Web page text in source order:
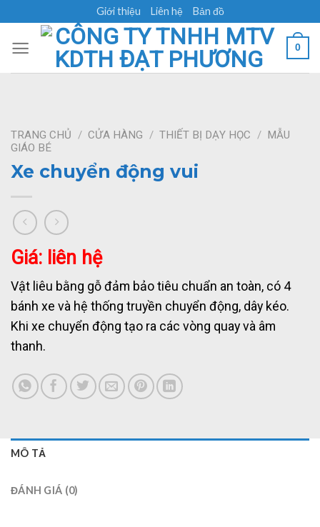
content
Giới thiệu Liên hệ Bản đồ
0
TRANG CHỦ / CỬA HÀNG / THIẾT BỊ DẠY HỌC / MẪU
GIÁO BÉ
Xe chuyển động vui
Giá: liên hệ
Vật liêu bằng gỗ đảm bảo tiêu chuẩn an toàn, có 4
bánh xe và hệ thống truyền chuyển động, dây kéo.
Khi xe chuyển động tạo ra các vòng quay và âm
thanh.
MÔ TẢ
ĐÁNH GIÁ (0)